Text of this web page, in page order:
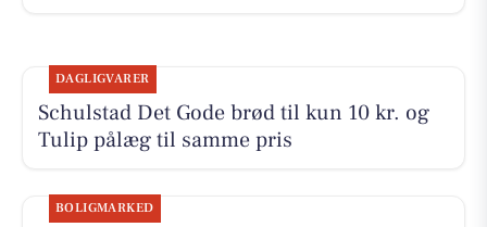
DAGLIGVARER
Schulstad Det Gode brød til kun 10 kr. og
Tulip pålæg til samme pris
BOLIGMARKED